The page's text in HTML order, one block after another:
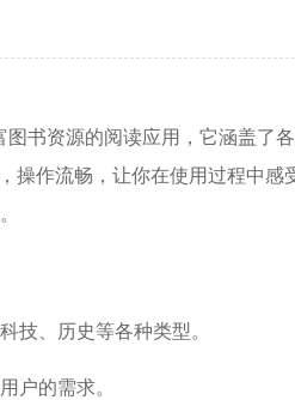
书资源的阅读应用，它涵盖了
操作流畅，让你在使用过程中感
技、历史等各种类型。
户的需求。